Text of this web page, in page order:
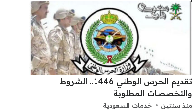
تقديم الحرس الوطني 1446.. الشروط
والتخصصات المطلوبة
منذ سنتين خدمات السعودية